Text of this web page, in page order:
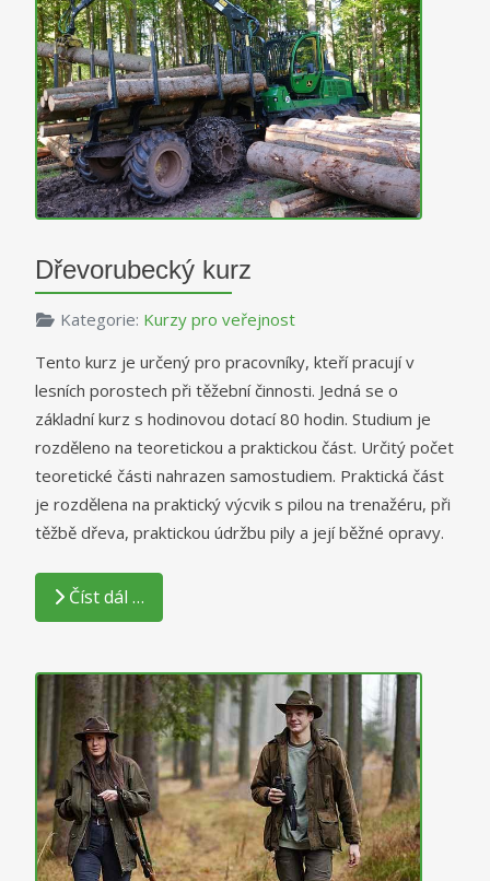
Dřevorubecký kurz
Kategorie: Kurzy pro veřejnost
Tento kurz je určený pro pracovníky, kteří pracují v
lesních porostech při těžební činnosti. Jedná se o
základní kurz s hodinovou dotací 80 hodin. Studium je
rozděleno na teoretickou a praktickou část. Určitý počet
teoretické části nahrazen samostudiem. Praktická část
je rozdělena na praktický výcvik s pilou na trenažéru, při
těžbě dřeva, praktickou údržbu pily a její běžné opravy.
Číst dál …